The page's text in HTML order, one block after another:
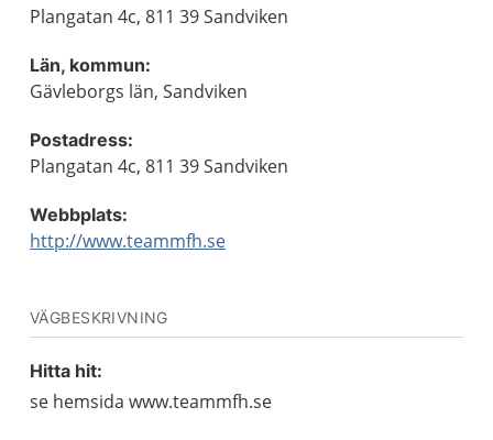
Plangatan 4c, 811 39 Sandviken
Län, kommun:
Gävleborgs län, Sandviken
Postadress:
Plangatan 4c, 811 39 Sandviken
Webbplats:
http://www.teammfh.se
VÄGBESKRIVNING
Hitta hit:
se hemsida www.teammfh.se